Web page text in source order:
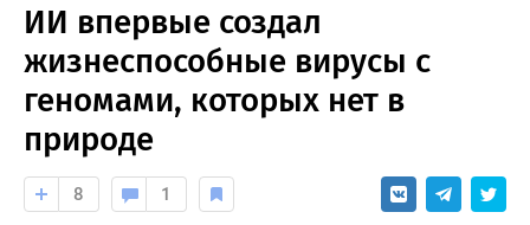
ИИ впервые создал
жизнеспособные вирусы с
геномами, которых нет в
природе
8 1